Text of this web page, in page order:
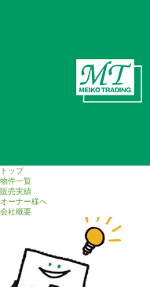
トップ
物件一覧
販売実績
オーナー様へ
会社概要